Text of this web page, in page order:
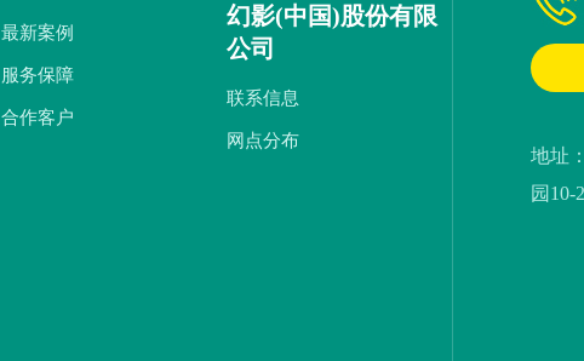
最新案例
服务保障
合作客户
幻影(中国)股份有限
公司
联系信息
网点分布
地址
园10-